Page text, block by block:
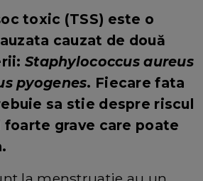
toxic (TSS) este o
cauzat de două
Staphylococcus aureus
pyogenes. Fiecare fata
sa stie despre riscul
grave care poate